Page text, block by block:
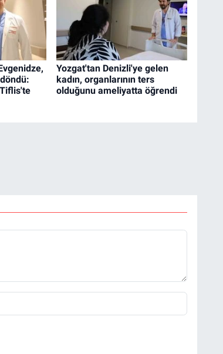
Yozgat'tan Denizli'ye gelen
kadın, organlarının ters
olduğunu ameliyatta öğrendi